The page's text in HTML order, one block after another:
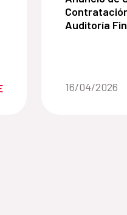
Auditoría
Date of the
16/04/2026